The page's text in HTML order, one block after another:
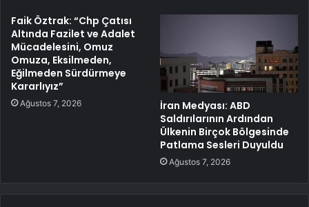
Faik Öztrak: “Chp Çatısı
Altında Fazilet ve Adalet
Mücadelesini, Omuz
Omuza, Eksilmeden,
Eğilmeden Sürdürmeye
Kararlıyız”
Ağustos 7, 2026
İran Medyası: ABD
Saldırılarının Ardından
Ülkenin Birçok Bölgesinde
Patlama Sesleri Duyuldu
Ağustos 7, 2026